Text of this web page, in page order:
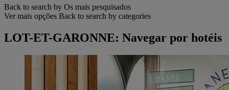
Back to search by Os mais pesquisados
Ver mais opções Back to search by categories
LOT-ET-GARONNE: Navegar por hotéis